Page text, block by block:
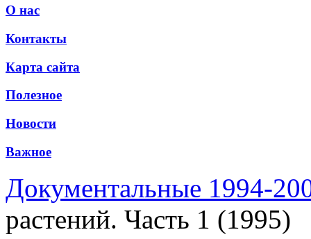
О нас
Контакты
Карта сайта
Полезное
Новости
Важное
Документальные 1994-
растений. Часть 1 (1995)